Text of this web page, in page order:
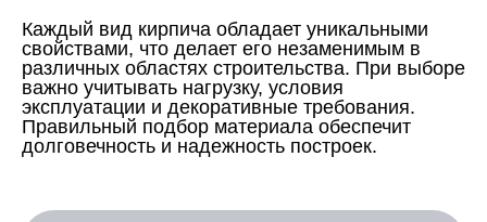
Каждый вид кирпича обладает уникальными
свойствами, что делает его незаменимым в
различных областях строительства. При выборе
важно учитывать нагрузку, условия
эксплуатации и декоративные требования.
Правильный подбор материала обеспечит
долговечность и надежность построек.